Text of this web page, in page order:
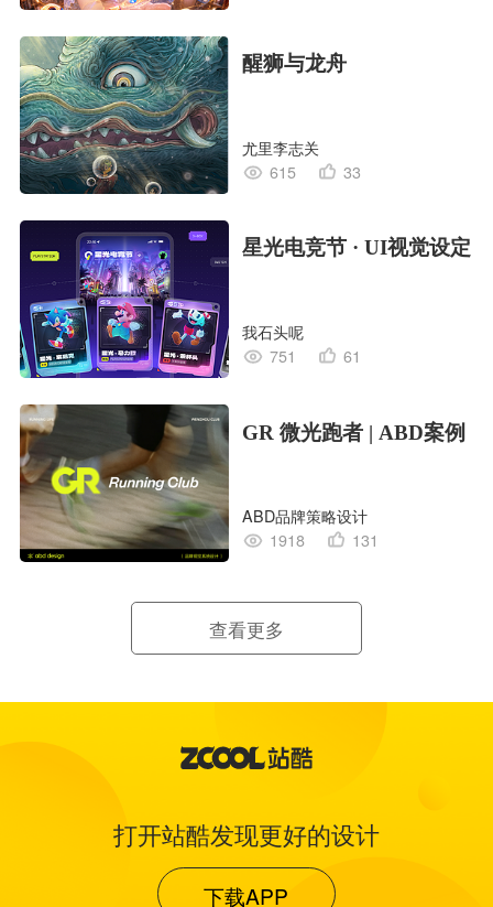
醒狮与龙舟
尤里李志关
615
33
星光电竞节 · UI视觉设定
我石头呢
751
61
GR 微光跑者 | ABD案例
ABD品牌策略设计
1918
131
查看更多
打开站酷发现更好的设计
下载APP